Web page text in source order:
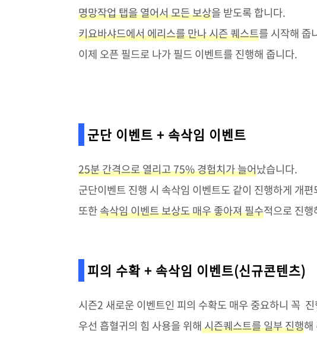
명망작업 탭을 열어서 모든 보상을 받도록 합니다.
키요바샤드에서 에리스를 만나 시즌 퀘스트를 시작해 줍
이제 오픈 필드로 나가 필드 이벤트를 진행해 줍니다.
군단 이벤트 + 속삭임 이벤트
25분 간격으로 열리고 75% 경험치가 늘어났습니다.
군단이벤트 진행 시 속삭임 이벤트도 같이 진행하게 개
또한속삭임 이벤트 보상도 매우 좋아져 필수적으로 진
피의 수확 + 속삭임 이벤트(신규콘텐츠)
시즌2 새로운 이벤트인 피의 수확도 매우 중요하니 꼭
우선 흡혈귀의 힘 사용을 위해시즌퀘스트를 일부 진행해